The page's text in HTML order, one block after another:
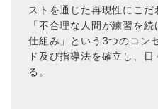
ストを通じた再現性にこだ
「不合理な人間が練習を
仕組み」という3つのコン
ド及び指導法を確立し、
る。